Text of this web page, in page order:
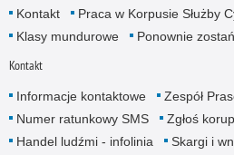
Kontakt
Praca w Korpusie Służby
Klasy mundurowe
Ponownie
Kontakt
Informacje kontaktowe
Zespół
Numer ratunkowy SMS
Zgłoś
Handel ludźmi - infolinia
Skargi i